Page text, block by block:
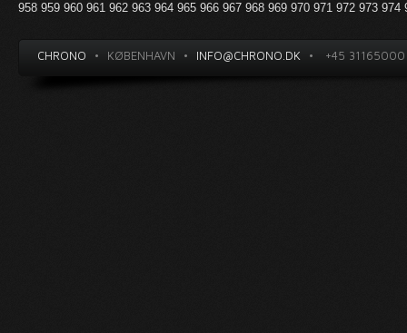
958 959 960 961 962 963 964 965 966 967 968 969 970 971 972 973 974
CHRONO • KØBENHAVN • INFO@CHRONO.DK • +45 31165000